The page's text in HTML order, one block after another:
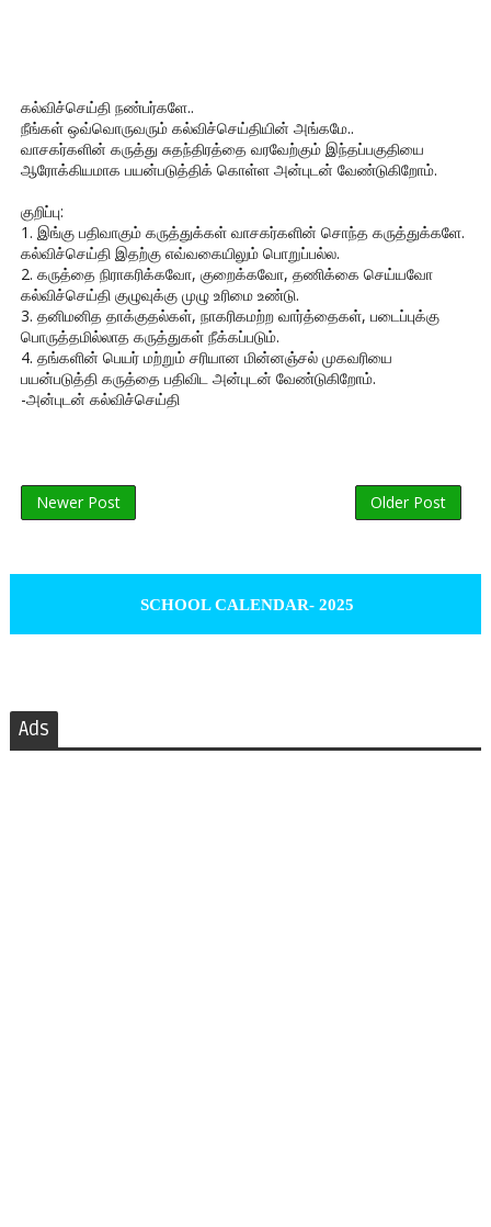
கல்விச்செய்தி நண்பர்களே..
நீங்கள் ஒவ்வொருவரும் கல்விச்செய்தியின் அங்கமே..
வாசகர்களின் கருத்து சுதந்திரத்தை வரவேற்கும் இந்தப்பகுதியை
ஆரோக்கியமாக பயன்படுத்திக் கொள்ள அன்புடன் வேண்டுகிறோம்.
குறிப்பு:
1. இங்கு பதிவாகும் கருத்துக்கள் வாசகர்களின் சொந்த கருத்துக்களே.
கல்விச்செய்தி இதற்கு எவ்வகையிலும் பொறுப்பல்ல.
2. கருத்தை நிராகரிக்கவோ, குறைக்கவோ, தணிக்கை செய்யவோ
கல்விச்செய்தி குழுவுக்கு முழு உரிமை உண்டு.
3. தனிமனித தாக்குதல்கள், நாகரிகமற்ற வார்த்தைகள், படைப்புக்கு
பொருத்தமில்லாத கருத்துகள் நீக்கப்படும்.
4. தங்களின் பெயர் மற்றும் சரியான மின்னஞ்சல் முகவரியை
பயன்படுத்தி கருத்தை பதிவிட அன்புடன் வேண்டுகிறோம்.
-அன்புடன் கல்விச்செய்தி
Newer Post Older Post
SCHOOL CALENDAR- 2025
Ads